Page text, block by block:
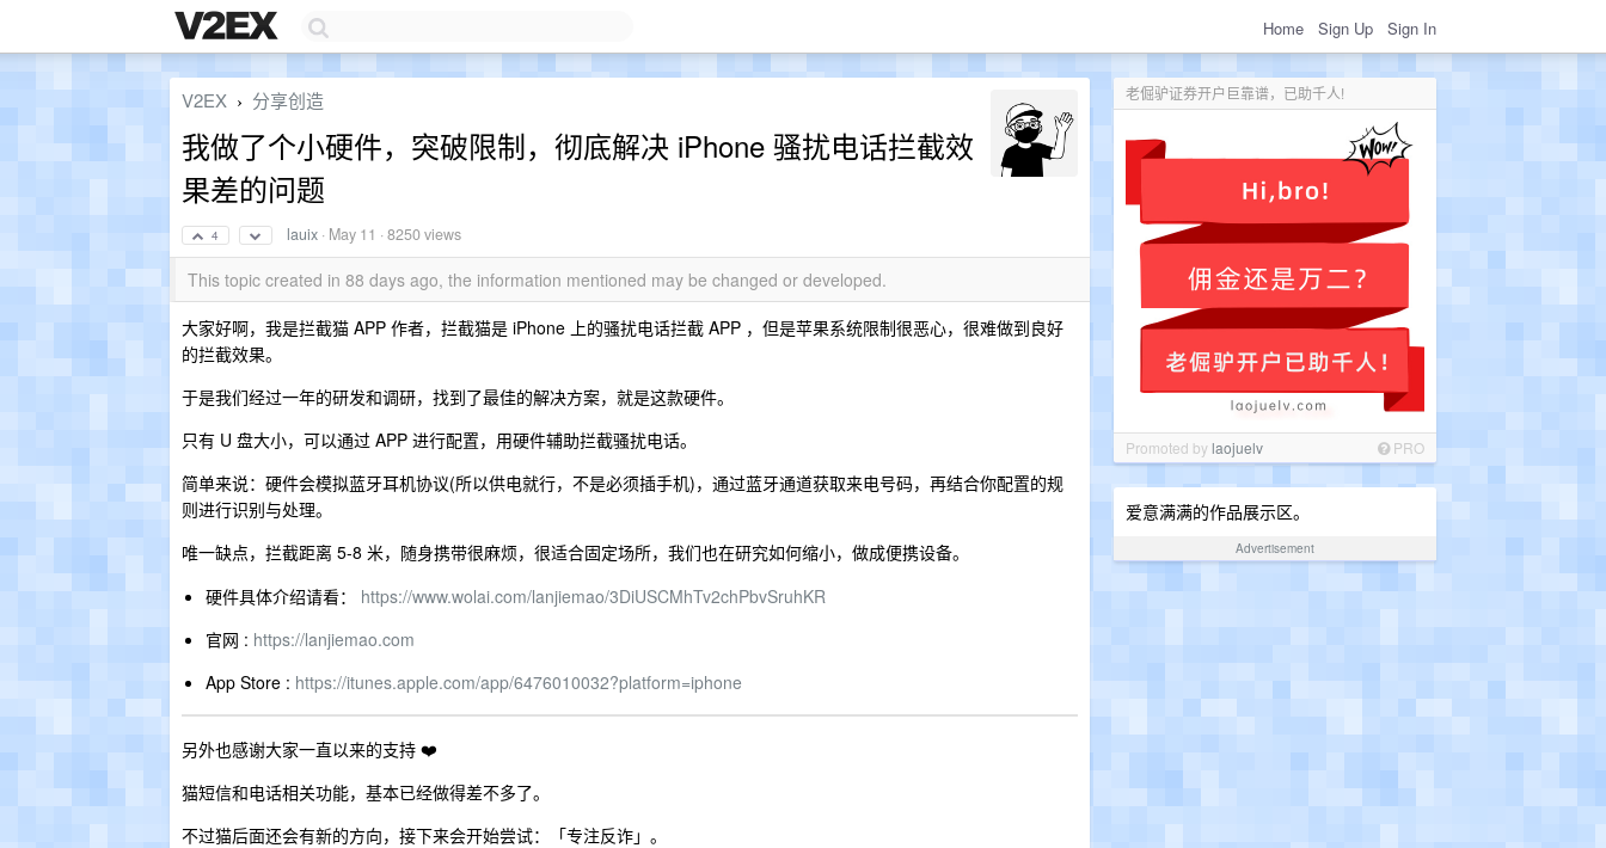
Home Sign Up Sign In
老倔驴证券开户巨靠谱，已助千人!
Promoted bylaojuelv PRO
爱意满满的作品展示区。
Advertisement
V2EX › 分享创造
我做了个小硬件，突破限制，彻底解决 iPhone 骚扰电话拦截效
果差的问题
4 lauix · May 11 · 8250 views
This topic created in 88 days ago, the information mentioned may be changed or developed.
大家好啊，我是拦截猫 APP 作者，拦截猫是 iPhone 上的骚扰电话拦截 APP ，但是苹果系统限制很恶心，很难做到良好
的拦截效果。
于是我们经过一年的研发和调研，找到了最佳的解决方案，就是这款硬件。
只有 U 盘大小，可以通过 APP 进行配置，用硬件辅助拦截骚扰电话。
简单来说：硬件会模拟蓝牙耳机协议(所以供电就行，不是必须插手机)，通过蓝牙通道获取来电号码，再结合你配置的规
则进行识别与处理。
唯一缺点，拦截距离 5-8 米，随身携带很麻烦，很适合固定场所，我们也在研究如何缩小，做成便携设备。
硬件具体介绍请看： https://www.wolai.com/lanjiemao/3DiUSCMhTv2chPbvSruhKR
官网 : https://lanjiemao.com
App Store : https://itunes.apple.com/app/6476010032?platform=iphone
另外也感谢大家一直以来的支持 ❤️
猫短信和电话相关功能，基本已经做得差不多了。
不过猫后面还会有新的方向，接下来会开始尝试：「专注反诈」。